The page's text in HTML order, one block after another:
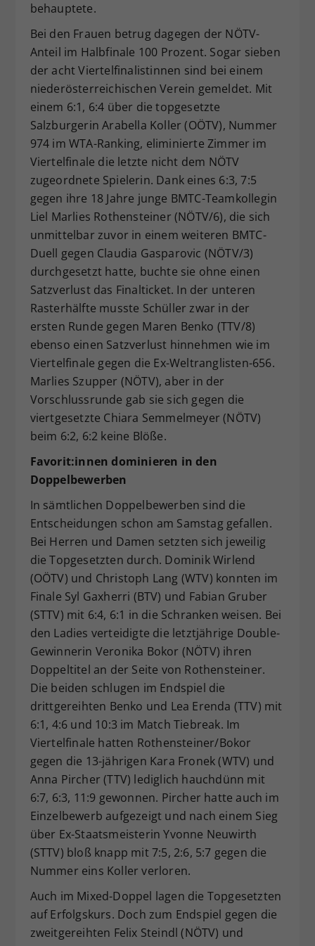
behauptete.
Bei den Frauen betrug dagegen der NÖTV-
Anteil im Halbfinale 100 Prozent. Sogar sieben
der acht Viertelfinalistinnen sind bei einem
niederösterreichischen Verein gemeldet. Mit
einem 6:1, 6:4 über die topgesetzte
Salzburgerin Arabella Koller (OÖTV), Nummer
974 im WTA-Ranking, eliminierte Zimmer im
Viertelfinale die letzte nicht dem NÖTV
zugeordnete Spielerin. Dank eines 6:3, 7:5
gegen ihre 18 Jahre junge BMTC-Teamkollegin
Liel Marlies Rothensteiner (NÖTV/6), die sich
unmittelbar zuvor in einem weiteren BMTC-
Duell gegen Claudia Gasparovic (NÖTV/3)
durchgesetzt hatte, buchte sie ohne einen
Satzverlust das Finalticket. In der unteren
Rasterhälfte musste Schüller zwar in der
ersten Runde gegen Maren Benko (TTV/8)
ebenso einen Satzverlust hinnehmen wie im
Viertelfinale gegen die Ex-Weltranglisten-656.
Marlies Szupper (NÖTV), aber in der
Vorschlussrunde gab sie sich gegen die
viertgesetzte Chiara Semmelmeyer (NÖTV)
beim 6:2, 6:2 keine Blöße.
Favorit:innen dominieren in den
Doppelbewerben
In sämtlichen Doppelbewerben sind die
Entscheidungen schon am Samstag gefallen.
Bei Herren und Damen setzten sich jeweilig
die Topgesetzten durch. Dominik Wirlend
(OÖTV) und Christoph Lang (WTV) konnten im
Finale Syl Gaxherri (BTV) und Fabian Gruber
(STTV) mit 6:4, 6:1 in die Schranken weisen. Bei
den Ladies verteidigte die letztjährige Double-
Gewinnerin Veronika Bokor (NÖTV) ihren
Doppeltitel an der Seite von Rothensteiner.
Die beiden schlugen im Endspiel die
drittgereihten Benko und Lea Erenda (TTV) mit
6:1, 4:6 und 10:3 im Match Tiebreak. Im
Viertelfinale hatten Rothensteiner/Bokor
gegen die 13-jährigen Kara Fronek (WTV) und
Anna Pircher (TTV) lediglich hauchdünn mit
6:7, 6:3, 11:9 gewonnen. Pircher hatte auch im
Einzelbewerb aufgezeigt und nach einem Sieg
über Ex-Staatsmeisterin Yvonne Neuwirth
(STTV) bloß knapp mit 7:5, 2:6, 5:7 gegen die
Nummer eins Koller verloren.
Auch im Mixed-Doppel lagen die Topgesetzten
auf Erfolgskurs. Doch zum Endspiel gegen die
zweitgereihten Felix Steindl (NÖTV) und